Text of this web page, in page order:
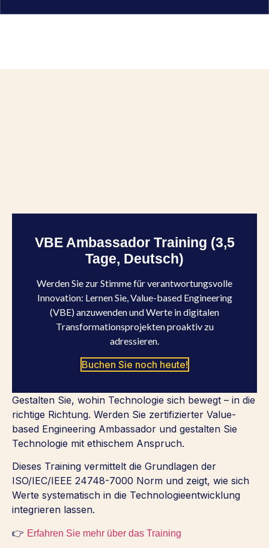
VBE Ambassador Training (3,5
Tage, Deutsch)
Werden Sie zur Stimme für verantwortungsvolle
Innovation: Lernen Sie, Value-based Engineering
(VBE) anzuwenden und Werte in digitalen
Transformationsprojekten proaktiv zu
adressieren.
Buchen Sie noch heute!
Gestalten Sie, wohin Technologie sich bewegt – in die
richtige Richtung. Werden Sie zertifizierter Value-
based Engineering Ambassador und gestalten Sie
Technologie mit ethischem Anspruch.
Dieses Training vermittelt die Grundlagen der
ISO/IEC/IEEE 24748-7000 Norm und zeigt, wie sich
Werte systematisch in die Technologieentwicklung
integrieren lassen.
👉 Erfahren Sie mehr über das Training